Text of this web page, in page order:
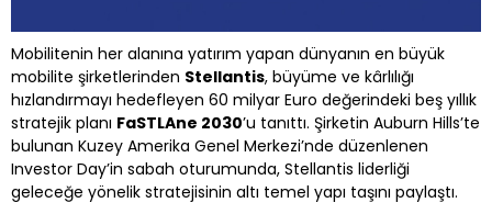
Mobilitenin her alanına yatırım yapan dünyanın en büyük
mobilite şirketlerinden Stellantis, büyüme ve kârlılığı
hızlandırmayı hedefleyen 60 milyar Euro değerindeki beş yıllık
stratejik planı FaSTLAne 2030’u tanıttı. Şirketin Auburn Hills’te
bulunan Kuzey Amerika Genel Merkezi’nde düzenlenen
Investor Day’in sabah oturumunda, Stellantis liderliği
geleceğe yönelik stratejisinin altı temel yapı taşını paylaştı.